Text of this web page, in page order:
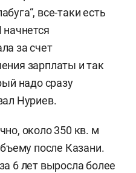
все-таки есть
за счет
зарплаты и так
надо сразу
Нуриев.
около 350 кв. м
после Казани.
6 лет выросла более